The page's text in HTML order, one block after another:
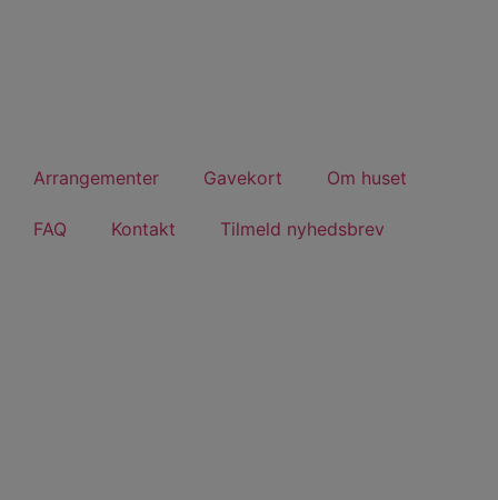
Arrangementer Gavekort Om huset
FAQ Kontakt Tilmeld nyhedsbrev